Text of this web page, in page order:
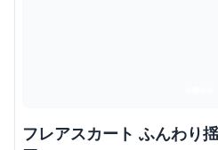
フレアスカート ふんわり